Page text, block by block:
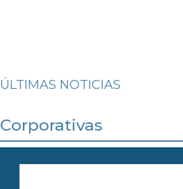
ÚLTIMAS NOTICIAS
Corporativas